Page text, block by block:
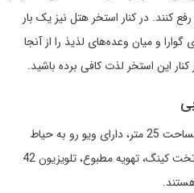
کنند. در کنار استخر هتل نیز یک بار
و میان وعده‌های لذیذ را از آنجا
این استخر لذت کافی برده باشید.
این اتاق‌ها با مساحت 25 متر، دارای ویو رو به حیاط
بوده و دارای مینی بار مجزا، تخت کینگ، تهویه مطبوع، تلویزیون 42